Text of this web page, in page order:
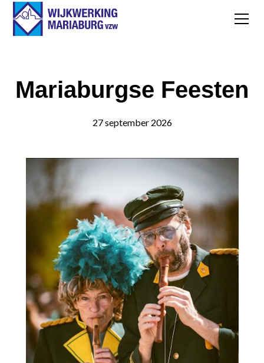
Mariaburgse Feesten
27 september 2026